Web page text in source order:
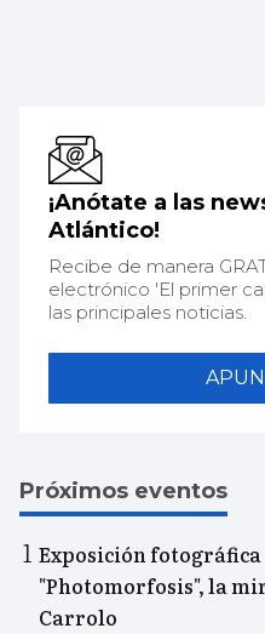
¡Anótate a las
Atlántico!
Recibe de manera
electrónico 'El primer
las principales noticias.
Próximos eventos
Exposición fotográfica
"Photomorfosis", la
Carrolo